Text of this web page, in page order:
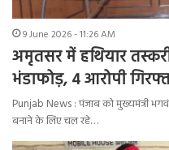
9 June 2026 - 11:26 AM
अमृतसर में हथियार
भंडाफोड़, 4 आरोपी
Punjab News : पंजाब को मुख्यमंत्री
बनाने के लिए चल रहे…